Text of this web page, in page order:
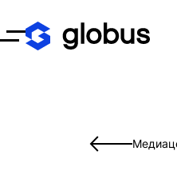
Открыть меню